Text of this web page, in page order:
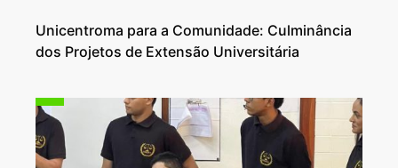
Unicentroma para a Comunidade: Culminância
dos Projetos de Extensão Universitária